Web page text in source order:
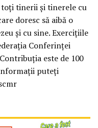
toţi tinerii şi tinerele cu
doresc să aibă o
şi cu sine. Exerciţiile
Conferinţei
este de 100
puteţi